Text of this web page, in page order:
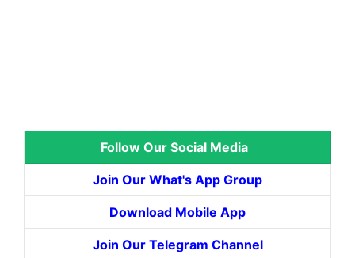
Follow Our Social Media
Join Our What's App Group
Download Mobile App
Join Our Telegram Channel